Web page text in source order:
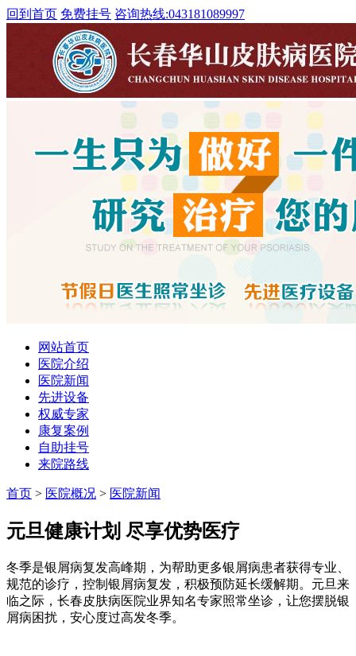
回到首页 免费挂号 咨询热线:043181089997
网站首页
医院介绍
医院新闻
先进设备
权威专家
康复案例
自助挂号
来院路线
首页 > 医院概况 > 医院新闻
元旦健康计划 尽享优势医疗
冬季是银屑病复发高峰期，为帮助更多银屑病患者获得专业、
规范的诊疗，控制银屑病复发，积极预防延长缓解期。元旦来
临之际，长春皮肤病医院业界知名专家照常坐诊，让您摆脱银
屑病困扰，安心度过高发冬季。